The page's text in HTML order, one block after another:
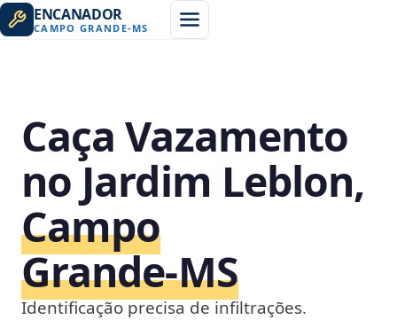
ENCANADOR
CAMPO GRANDE-MS
Caça Vazamento
no Jardim Leblon,
Campo
Grande‑MS
Identificação precisa de infiltrações.